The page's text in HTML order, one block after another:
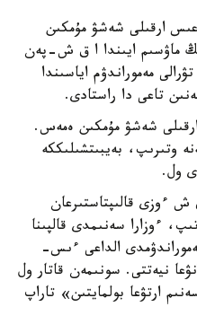
ارقىلى شەشۋ مۇمكىن
ماۋسىم ايىندا ا ق ش-پەن
مەموراندۋم اياسىندا
تاعى دا راستادى.
شەشۋ مۇمكىن ەمەس.
وتىرىپ، بەيبىتشىلىككە
ول.
ش ءوزى قالىپتاستىرعان
ءوزارا سەنىمدى قالپىنا
الداعى ءىس-
نيەتتى. سونىمەن قاتار ول
ارتۋعا بولمايتىن» تاراپ